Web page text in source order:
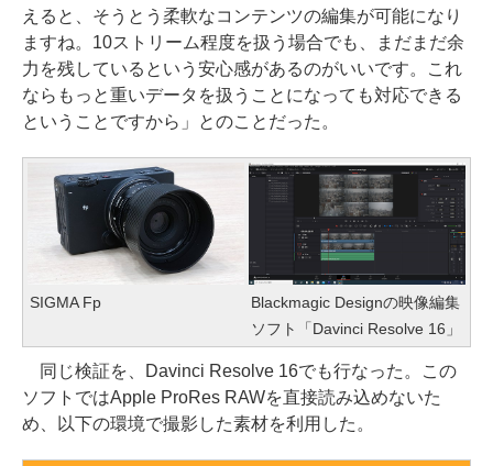
えると、そうとう柔軟なコンテンツの編集が可能になり
ますね。10ストリーム程度を扱う場合でも、まだまだ余
力を残しているという安心感があるのがいいです。これ
ならもっと重いデータを扱うことになっても対応できる
ということですから」とのことだった。
SIGMA Fp
Blackmagic Designの映像編集
ソフト「Davinci Resolve 16」
同じ検証を、Davinci Resolve 16でも行なった。この
ソフトではApple ProRes RAWを直接読み込めないた
め、以下の環境で撮影した素材を利用した。